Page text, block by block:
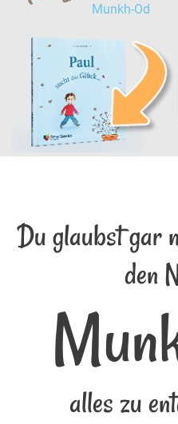
Munkh-Od
Du glaubst gar
den
alles zu